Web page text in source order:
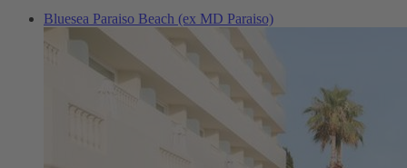
Bluesea Paraiso Beach (ex MD Paraiso)